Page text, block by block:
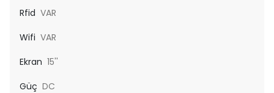
Rfid VAR
Wifi VAR
Ekran 15''
Güç DC